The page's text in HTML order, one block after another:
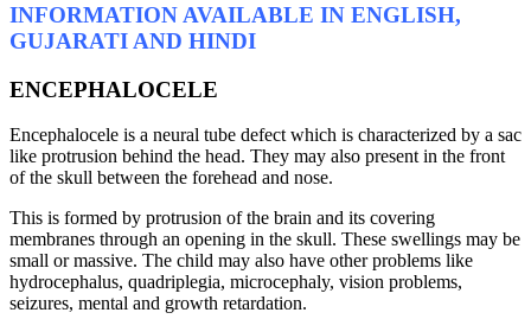
INFORMATION AVAILABLE IN ENGLISH,
GUJARATI AND HINDI
ENCEPHALOCELE
Encephalocele is a neural tube defect which is characterized by a sac
like protrusion behind the head. They may also present in the front
of the skull between the forehead and nose.
This is formed by protrusion of the brain and its covering
membranes through an opening in the skull. These swellings may be
small or massive. The child may also have other problems like
hydrocephalus, quadriplegia, microcephaly, vision problems,
seizures, mental and growth retardation.